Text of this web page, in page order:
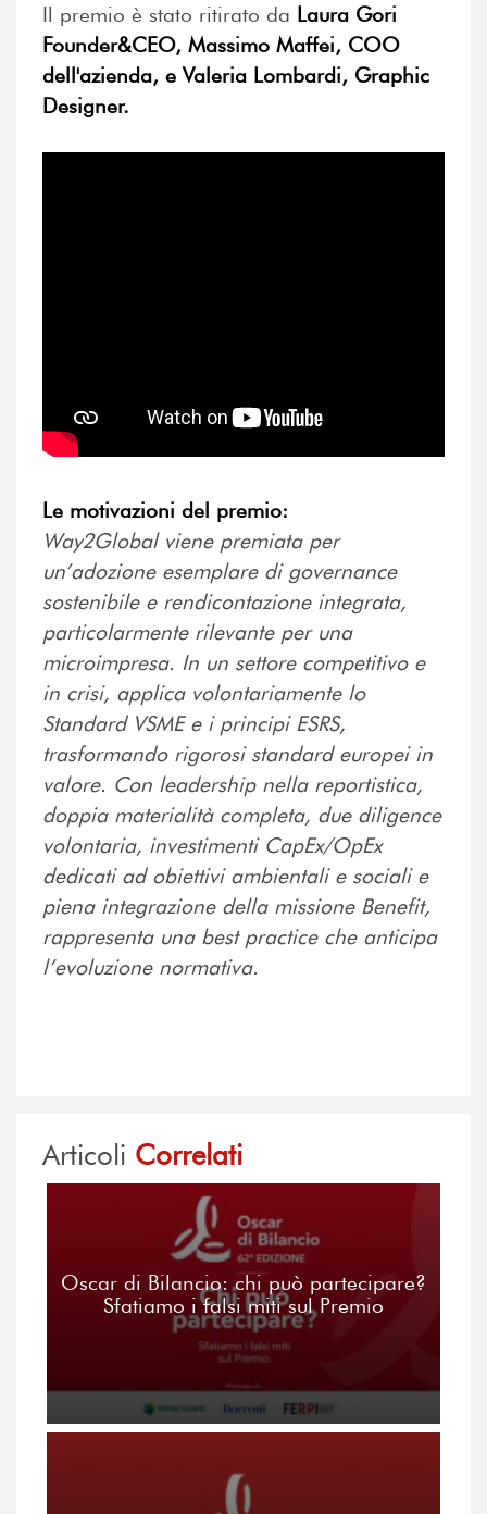
Il premio è stato ritirato da Laura Gori
Founder&CEO, Massimo Maffei, COO
dell'azienda, e Valeria Lombardi, Graphic
Designer.
Le motivazioni del premio:
Way2Global viene premiata per
un’adozione esemplare di governance
sostenibile e rendicontazione integrata,
particolarmente rilevante per una
microimpresa. In un settore competitivo e
in crisi, applica volontariamente lo
Standard VSME e i principi ESRS,
trasformando rigorosi standard europei in
valore. Con leadership nella reportistica,
doppia materialità completa, due diligence
volontaria, investimenti CapEx/OpEx
dedicati ad obiettivi ambientali e sociali e
piena integrazione della missione Benefit,
rappresenta una best practice che anticipa
l’evoluzione normativa.
Articoli Correlati
Oscar di Bilancio: chi può partecipare?
Sfatiamo i falsi miti sul Premio